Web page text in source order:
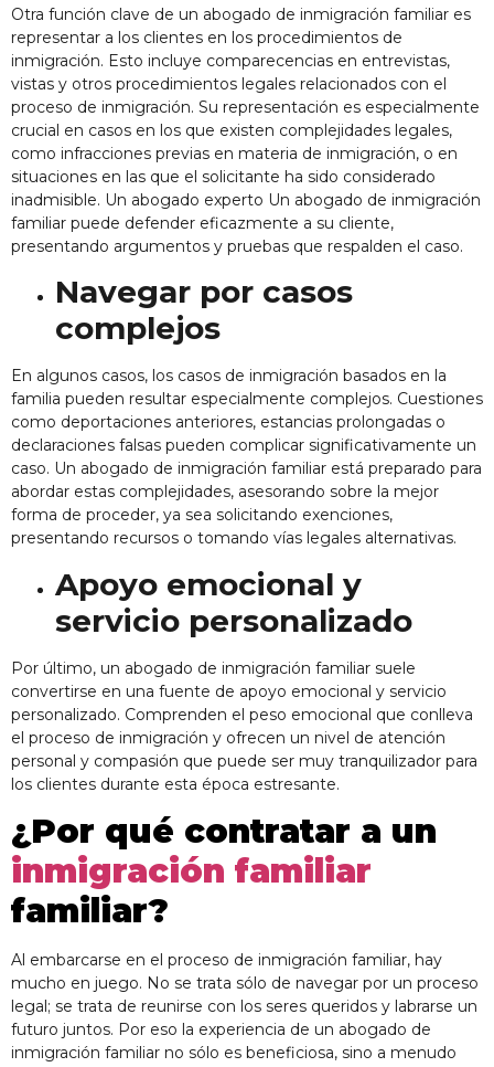
Otra función clave de un abogado de inmigración familiar es
representar a los clientes en los procedimientos de
inmigración. Esto incluye comparecencias en entrevistas,
vistas y otros procedimientos legales relacionados con el
proceso de inmigración. Su representación es especialmente
crucial en casos en los que existen complejidades legales,
como infracciones previas en materia de inmigración, o en
situaciones en las que el solicitante ha sido considerado
inadmisible. Un abogado experto Un abogado de inmigración
familiar puede defender eficazmente a su cliente,
presentando argumentos y pruebas que respalden el caso.
Navegar por casos
complejos
En algunos casos, los casos de inmigración basados en la
familia pueden resultar especialmente complejos. Cuestiones
como deportaciones anteriores, estancias prolongadas o
declaraciones falsas pueden complicar significativamente un
caso. Un abogado de inmigración familiar está preparado para
abordar estas complejidades, asesorando sobre la mejor
forma de proceder, ya sea solicitando exenciones,
presentando recursos o tomando vías legales alternativas.
Apoyo emocional y
servicio personalizado
Por último, un abogado de inmigración familiar suele
convertirse en una fuente de apoyo emocional y servicio
personalizado. Comprenden el peso emocional que conlleva
el proceso de inmigración y ofrecen un nivel de atención
personal y compasión que puede ser muy tranquilizador para
los clientes durante esta época estresante.
¿Por qué contratar a un
inmigración familiar
familiar?
Al embarcarse en el proceso de inmigración familiar, hay
mucho en juego. No se trata sólo de navegar por un proceso
legal; se trata de reunirse con los seres queridos y labrarse un
futuro juntos. Por eso la experiencia de un abogado de
inmigración familiar no sólo es beneficiosa, sino a menudo